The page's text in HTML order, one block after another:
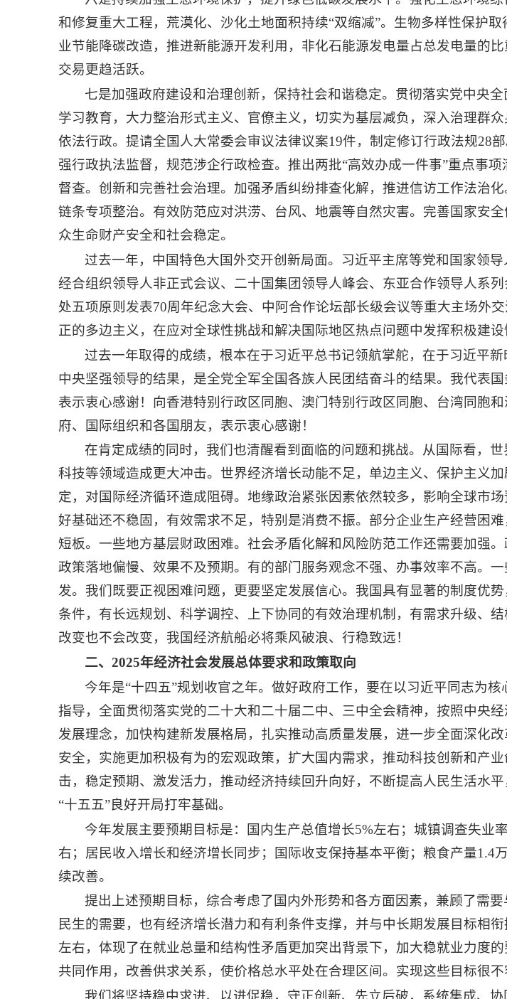
和修复重大工程，荒漠化、沙化土地面积持续“双缩减”。生物多样性保护
业节能降碳改造，推进新能源开发利用，非化石能源发电量占总发电量的
交易更趋活跃。
七是加强政府建设和治理创新，保持社会和谐稳定。贯彻落实党中央
学习教育，大力整治形式主义、官僚主义，切实为基层减负，深入治理群
依法行政。提请全国人大常委会审议法律议案19件，制定修订行政法规28
强行政执法监督，规范涉企行政检查。推出两批“高效办成一件事”重点事
督查。创新和完善社会治理。加强矛盾纠纷排查化解，推进信访工作法治
链条专项整治。有效防范应对洪涝、台风、地震等自然灾害。完善国家安
众生命财产安全和社会稳定。
过去一年，中国特色大国外交开创新局面。习近平主席等党和国家领
经合组织领导人非正式会议、二十国集团领导人峰会、东亚合作领导人系
处五项原则发表70周年纪念大会、中阿合作论坛部长级会议等重大主场外
正的多边主义，在应对全球性挑战和解决国际地区热点问题中发挥积极建
过去一年取得的成绩，根本在于习近平总书记领航掌舵，在于习近平
中央坚强领导的结果，是全党全军全国各族人民团结奋斗的结果。我代表
表示衷心感谢！向香港特别行政区同胞、澳门特别行政区同胞、台湾同胞
府、国际组织和各国朋友，表示衷心感谢！
在肯定成绩的同时，我们也清醒看到面临的问题和挑战。从国际看，
科技等领域造成更大冲击。世界经济增长动能不足，单边主义、保护主义
定，对国际经济循环造成阻碍。地缘政治紧张因素依然较多，影响全球市
好基础还不稳固，有效需求不足，特别是消费不振。部分企业生产经营困
短板。一些地方基层财政困难。社会矛盾化解和风险防范工作还需要加强
政策落地偏慢、效果不及预期。有的部门服务观念不强、办事效率不高。
发。我们既要正视困难问题，更要坚定发展信心。我国具有显著的制度优
条件，有长远规划、科学调控、上下协同的有效治理机制，有需求升级、
改变也不会改变，我国经济航船必将乘风破浪、行稳致远！
二、2025年经济社会发展总体要求和政策取向
今年是“十四五”规划收官之年。做好政府工作，要在以习近平同志为
指导，全面贯彻落实党的二十大和二十届二中、三中全会精神，按照中央
发展理念，加快构建新发展格局，扎实推动高质量发展，进一步全面深化
安全，实施更加积极有为的宏观政策，扩大国内需求，推动科技创新和产
击，稳定预期、激发活力，推动经济持续回升向好，不断提高人民生活水
“十五五”良好开局打牢基础。
今年发展主要预期目标是：国内生产总值增长5%左右；城镇调查失业
右；居民收入增长和经济增长同步；国际收支保持基本平衡；粮食产量1.4
续改善。
提出上述预期目标，综合考虑了国内外形势和各方面因素，兼顾了需
民生的需要，也有经济增长潜力和有利条件支撑，并与中长期发展目标相
左右，体现了在就业总量和结构性矛盾更加突出背景下，加大稳就业力度
共同作用，改善供求关系，使价格总水平处在合理区间。实现这些目标很不
我们将坚持稳中求进、以进促稳，守正创新、先立后破，系统集成、